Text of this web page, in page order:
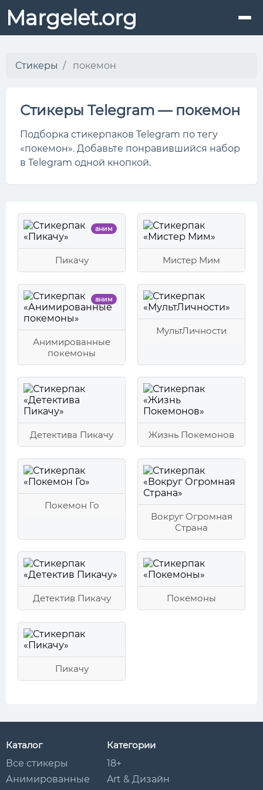
Margelet.org
Стикеры покемон
Стикеры Telegram — покемон
Подборка стикерпаков Telegram по тегу
«покемон». Добавьте понравившийся набор
в Telegram одной кнопкой.
аним
Пикачу Мистер Мим
аним
Анимированные
покемоны
МультЛичности
Детектива Пикачу Жизнь Покемонов
Покемон Го
Вокруг Огромная
Страна
Детектив Пикачу Покемоны
Пикачу
Каталог
Все стикеры
Анимированные
Категории
18+
Art & Дизайн